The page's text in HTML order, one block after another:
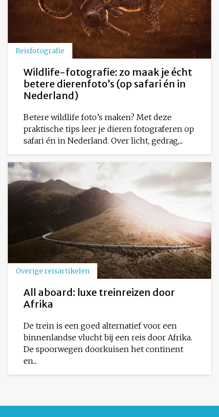
Reisfotografie
Wildlife-fotografie: zo maak je écht
betere dierenfoto’s (op safari én in
Nederland)
Betere wildlife foto’s maken? Met deze
praktische tips leer je dieren fotograferen op
safari én in Nederland. Over licht, gedrag,...
Overige reisartikelen
All aboard: luxe treinreizen door
Afrika
De trein is een goed alternatief voor een
binnenlandse vlucht bij een reis door Afrika.
De spoorwegen doorkuisen het continent
en...